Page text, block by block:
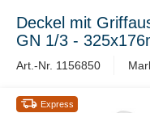
Deckel mit
GN 1/3 -
Art.-Nr. 1156850
Express